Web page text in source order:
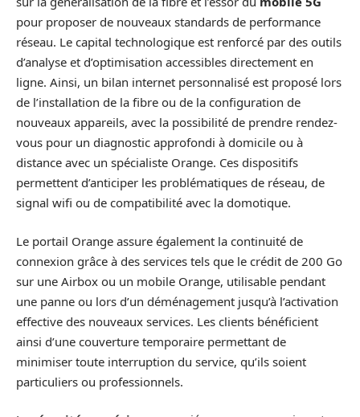
pour proposer de nouveaux standards de performance
réseau. Le capital technologique est renforcé par des outils
d’analyse et d’optimisation accessibles directement en
ligne. Ainsi, un bilan internet personnalisé est proposé lors
de l’installation de la fibre ou de la configuration de
nouveaux appareils, avec la possibilité de prendre rendez-
vous pour un diagnostic approfondi à domicile ou à
distance avec un spécialiste Orange. Ces dispositifs
permettent d’anticiper les problématiques de réseau, de
signal wifi ou de compatibilité avec la domotique.
Le portail Orange assure également la continuité de
connexion grâce à des services tels que le crédit de 200 Go
sur une Airbox ou un mobile Orange, utilisable pendant
une panne ou lors d’un déménagement jusqu’à l’activation
effective des nouveaux services. Les clients bénéficient
ainsi d’une couverture temporaire permettant de
minimiser toute interruption du service, qu’ils soient
particuliers ou professionnels.